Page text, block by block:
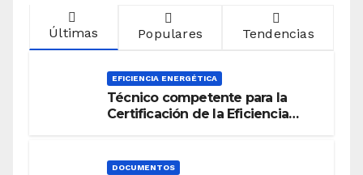
Últimas Populares Tendencias
EFICIENCIA ENERGÉTICA
Técnico competente para la
Certificación de la Eficiencia
DOCUMENTOS